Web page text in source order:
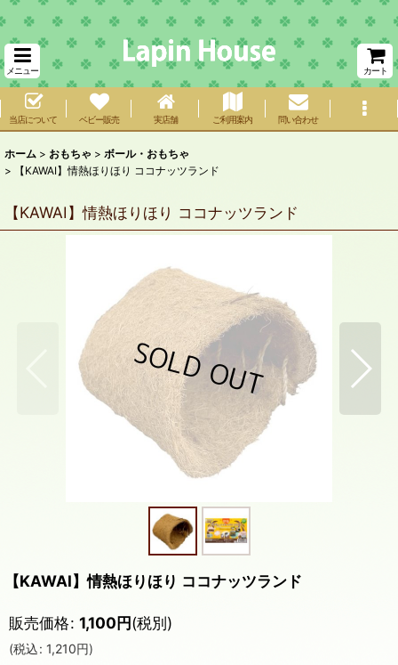
メニュー カート
当店について ベビー販売 実店舗 ご利用案内 問い合わせ
ホーム > おもちゃ > ボール・おもちゃ
>
【KAWAI】情熱ほりほり ココナッツランド
【KAWAI】情熱ほりほり ココナッツランド
【KAWAI】情熱ほりほり ココナッツランド
販売価格: 1,100円(税別)
(税込: 1,210円)